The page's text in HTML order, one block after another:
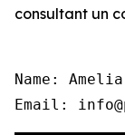
consultant un
Name:
Email: